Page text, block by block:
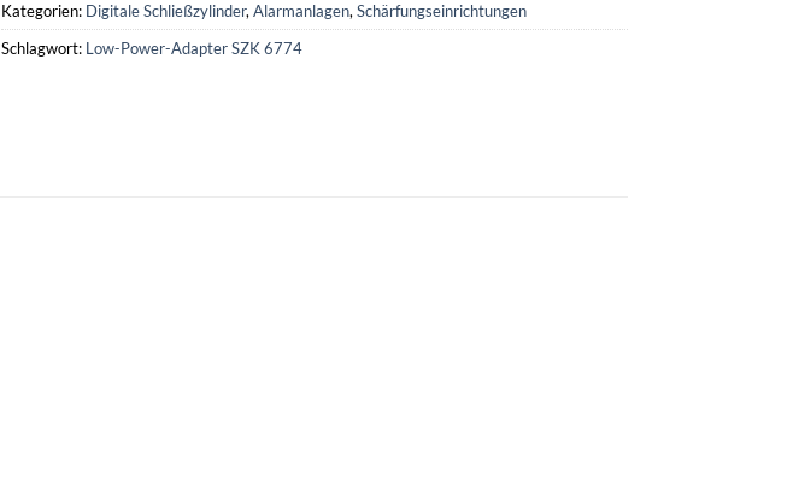
Kategorien: Digitale Schließzylinder,Alarmanlagen,Schärfungseinrichtungen
Schlagwort: Low-Power-Adapter SZK 6774